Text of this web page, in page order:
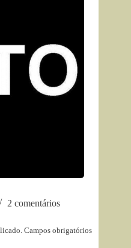
2 comentários
Campos obrigatórios